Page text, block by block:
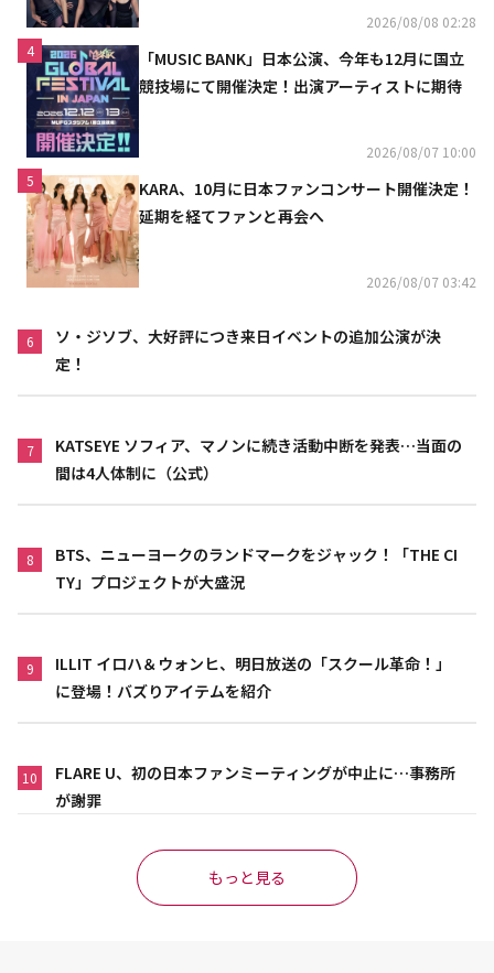
2026/08/08 02:28
4
「MUSIC BANK」日本公演、今年も12月に国立
競技場にて開催決定！出演アーティストに期待
2026/08/07 10:00
5
KARA、10月に日本ファンコンサート開催決定！
延期を経てファンと再会へ
2026/08/07 03:42
6
ソ・ジソブ、大好評につき来日イベントの追加公演が決
定！
7
KATSEYE ソフィア、マノンに続き活動中断を発表…当面の
間は4人体制に（公式）
8
BTS、ニューヨークのランドマークをジャック！「THE CI
TY」プロジェクトが大盛況
9
ILLIT イロハ＆ウォンヒ、明日放送の「スクール革命！」
に登場！バズりアイテムを紹介
10
FLARE U、初の日本ファンミーティングが中止に…事務所
が謝罪
もっと見る